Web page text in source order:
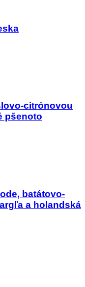
citrónovou
pšenoto
batátovo-
a holandská